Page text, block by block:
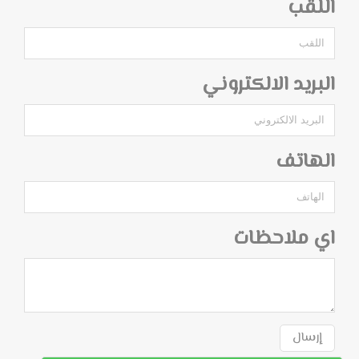
اللقب
البريد الالكتروني
الهاتف
اي ملاحظات
إرسال